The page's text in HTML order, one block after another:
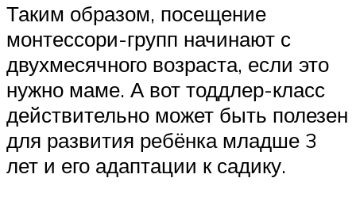
Таким образом, посещение
монтессори-групп начинают с
двухмесячного возраста, если это
нужно маме. А вот тоддлер-класс
действительно может быть полезен
для развития ребёнка младше 3
лет и его адаптации к садику.